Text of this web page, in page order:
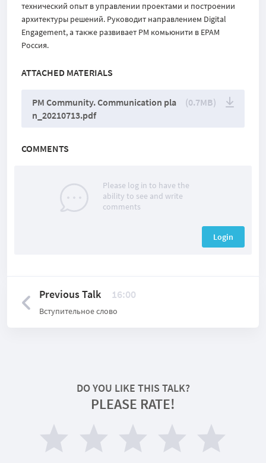
технический опыт в управлении проектами и построении
архитектуры решений. Руководит направлением Digital
Engagement, а также развивает PM комьюнити в EPAM
Россия.
ATTACHED MATERIALS
PM Community. Communication pla
n_20210713.pdf
(0.7MB)
COMMENTS
Please log in to have the
ability to see and write
comments
Login
Previous Talk 16:00
Вступительное слово
DO YOU LIKE THIS TALK?
PLEASE RATE!